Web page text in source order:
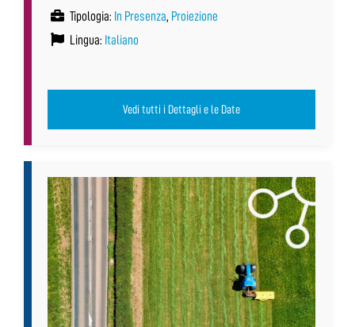
Tipologia: In Presenza, Proiezione
Lingua: Italiano
Vedi tutti i Dettagli e le Date